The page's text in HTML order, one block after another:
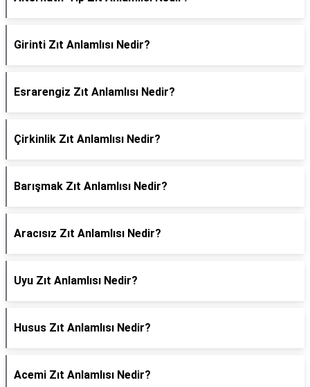
Girinti Zıt Anlamlısı Nedir?
Esrarengiz Zıt Anlamlısı Nedir?
Çirkinlik Zıt Anlamlısı Nedir?
Barışmak Zıt Anlamlısı Nedir?
Aracısız Zıt Anlamlısı Nedir?
Uyu Zıt Anlamlısı Nedir?
Husus Zıt Anlamlısı Nedir?
Acemi Zıt Anlamlısı Nedir?